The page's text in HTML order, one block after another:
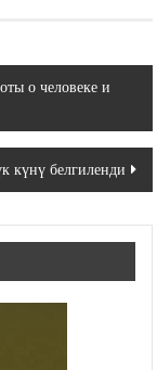
о человеке и
күнү белгиленди